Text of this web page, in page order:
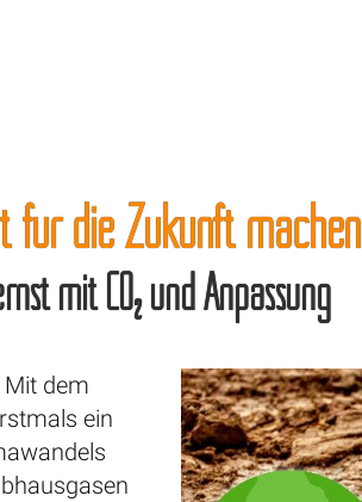
für die Zukunft machen
mit CO₂ und Anpassung
dem
ein